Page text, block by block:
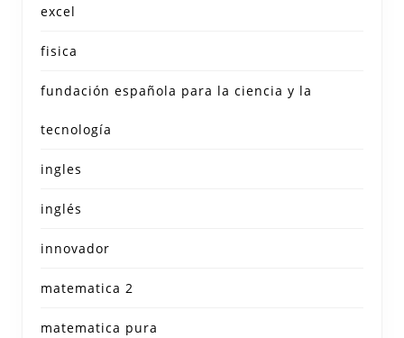
excel
fisica
fundación española para la ciencia y la
tecnología
ingles
inglés
innovador
matematica 2
matematica pura